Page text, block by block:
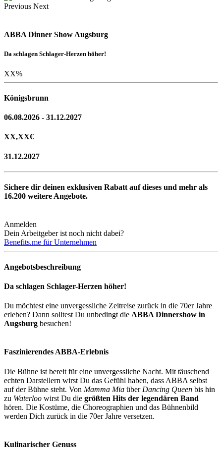
Previous Next
ABBA Dinner Show Augsburg
Da schlagen Schlager-Herzen höher!
XX%
Königsbrunn
06.08.2026 - 31.12.2027
XX,XX€
31.12.2027
Sichere dir deinen exklusiven Rabatt auf dieses und mehr als
16.200 weitere Angebote.
Anmelden
Dein Arbeitgeber ist noch nicht dabei?
Benefits.me für Unternehmen
Angebotsbeschreibung
Da schlagen Schlager-Herzen höher!
Du möchtest eine unvergessliche Zeitreise zurück in die 70er Jahre
erleben? Dann solltest Du unbedingt die ABBA Dinnershow in
Augsburg besuchen!
Faszinierendes ABBA-Erlebnis
Die Bühne ist bereit für eine unvergessliche Nacht. Mit täuschend
echten Darstellern wirst Du das Gefühl haben, dass ABBA selbst
auf der Bühne steht. Von Mamma Mia über Dancing Queen bis hin
zu Waterloo wirst Du die größten Hits der legendären Band
hören. Die Kostüme, die Choreographien und das Bühnenbild
werden Dich zurück in die 70er Jahre versetzen.
Kulinarischer Genuss